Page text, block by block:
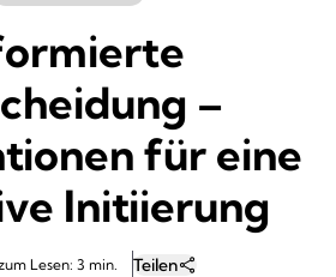
–
für eine
Initiierung
Lesen: 3 min. Teilen